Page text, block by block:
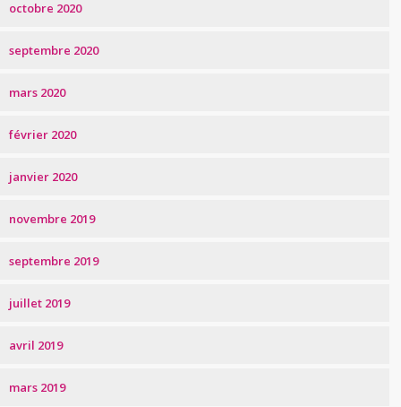
octobre 2020
septembre 2020
mars 2020
février 2020
janvier 2020
novembre 2019
septembre 2019
juillet 2019
avril 2019
mars 2019